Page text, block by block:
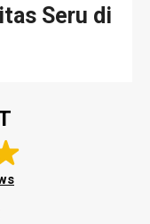
Seru di